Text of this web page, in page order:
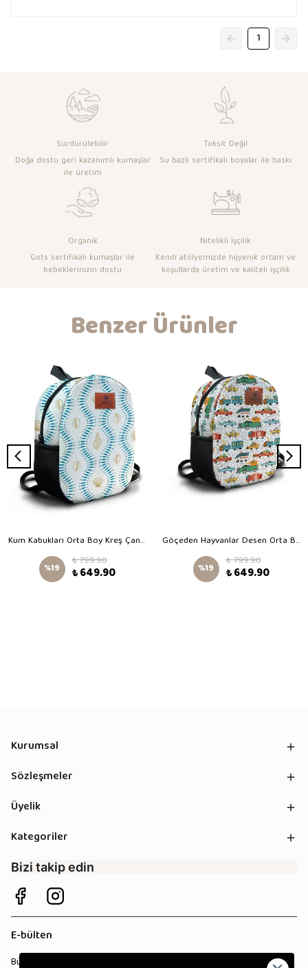
1
Sürdürülebilir
Doğa dostu geri kazanımlı kumaşlar
ile üretim
Toksit Değil
Su bazlı sertifikalı boyalar ile baskı
Organik
Gots sertifikalı kumaşlar ile
bebeklerinizin dostu
Nitelikli İşçilik
Kendi atölyemizde hijyenik ortam ve
koşullarda üretim ve kaliteli işçilik
Benzer Ürünler
Kum Kabukları Orta Boy Kreş Çantası
%19 ₺ 799.90
₺ 649.90
Göçeden Hayvanlar Desen Orta Boy Kreş Çantası
%19 ₺ 799.90
₺ 649.90
Kurumsal
Sözleşmeler
Üyelik
Kategoriler
Bizi takip edin
E-bülten
Bültenimize kaydolun, tüm kampanyalardan anında haberdar olun!